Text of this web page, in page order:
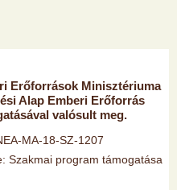
Erőforrások Minisztériuma
Alap Emberi Erőforrás
valósult meg.
MA-18-SZ-1207
Szakmai program támogatása